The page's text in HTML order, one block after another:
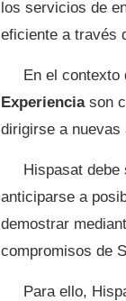
los servicios de
eficiente a través
En el contexto
Experienciason
dirigirse a nuevas
Hispasat
anticiparse a
demostrar
compromisos de
Para ello,